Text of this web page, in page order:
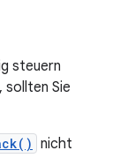
steuern
sollten Sie
nicht